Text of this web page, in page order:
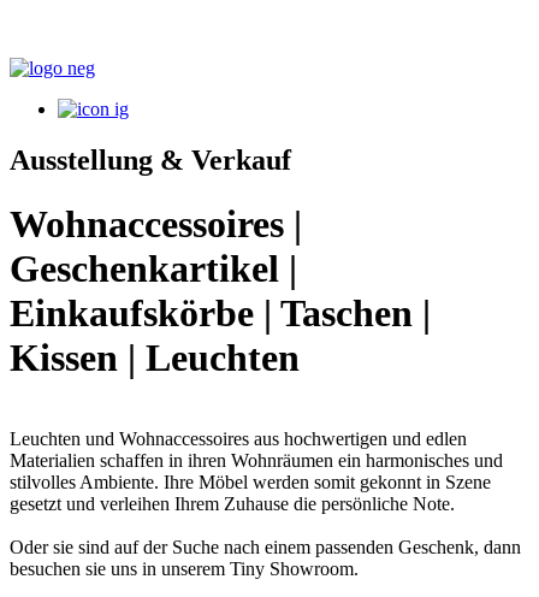
Ausstellung & Verkauf
Wohnaccessoires |
Geschenkartikel |
Einkaufskörbe | Taschen |
Kissen | Leuchten
Leuchten und Wohnaccessoires aus hochwertigen und edlen
Materialien schaffen in ihren Wohnräumen ein harmonisches und
stilvolles Ambiente. Ihre Möbel werden somit gekonnt in Szene
gesetzt und verleihen Ihrem Zuhause die persönliche Note.
Oder sie sind auf der Suche nach einem passenden Geschenk, dann
besuchen sie uns in unserem Tiny Showroom.